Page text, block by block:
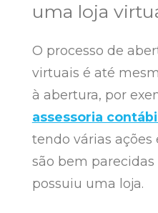
uma loja
O processo de
virtuais é até
à abertura, por
assessoria
tendo várias ações
são bem
possuiu uma loja.